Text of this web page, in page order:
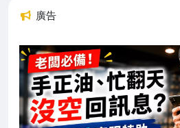
廣告